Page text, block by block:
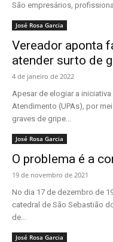
São empresários,
José Rosa Garcia
Vereador aponta
atender surto de
4 de janeiro de 2022
Apesar de elogiar a
Atendimento (UPAs), por
graves de gripe...
José Rosa Garcia
O problema é a
19 de novembro de 2021
No dia 17 de dezembro de
catedral de São Sebastião
de...
José Rosa Garcia